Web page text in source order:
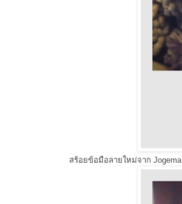
สร้อยข้อมือลายใหม่จาก Jogema